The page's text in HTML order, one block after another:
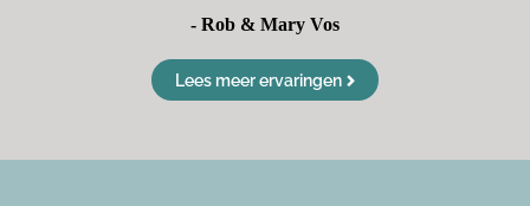
- Rob & Mary Vos
Lees meer ervaringen